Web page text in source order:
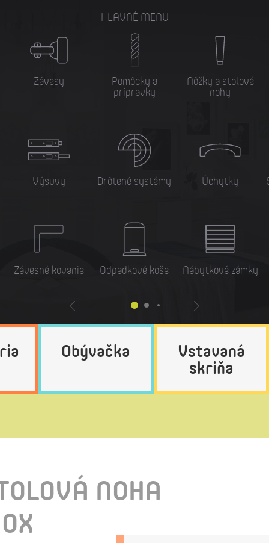
HLAVNÉ MENU
Závesy
Výsuvy
Závesné kovanie
Pomôcky a
prípravky
Drôtené systémy
Odpadkové koše
Nôžky a stolové
nohy
Úchytky
Nábytkové zámky
Obývačka Vstavaná
skriňa
NOHA